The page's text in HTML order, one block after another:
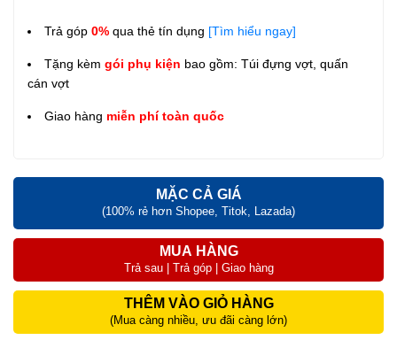
Trả góp 0% qua thẻ tín dụng [Tìm hiểu ngay]
Tặng kèm gói phụ kiện bao gồm: Túi đựng vợt, quấn
cán vợt
Giao hàng miễn phí toàn quốc
MẶC CẢ GIÁ
(100% rẻ hơn Shopee, Titok, Lazada)
MUA HÀNG
Trả sau | Trả góp | Giao hàng
THÊM VÀO GIỎ HÀNG
(Mua càng nhiều, ưu đãi càng lớn)